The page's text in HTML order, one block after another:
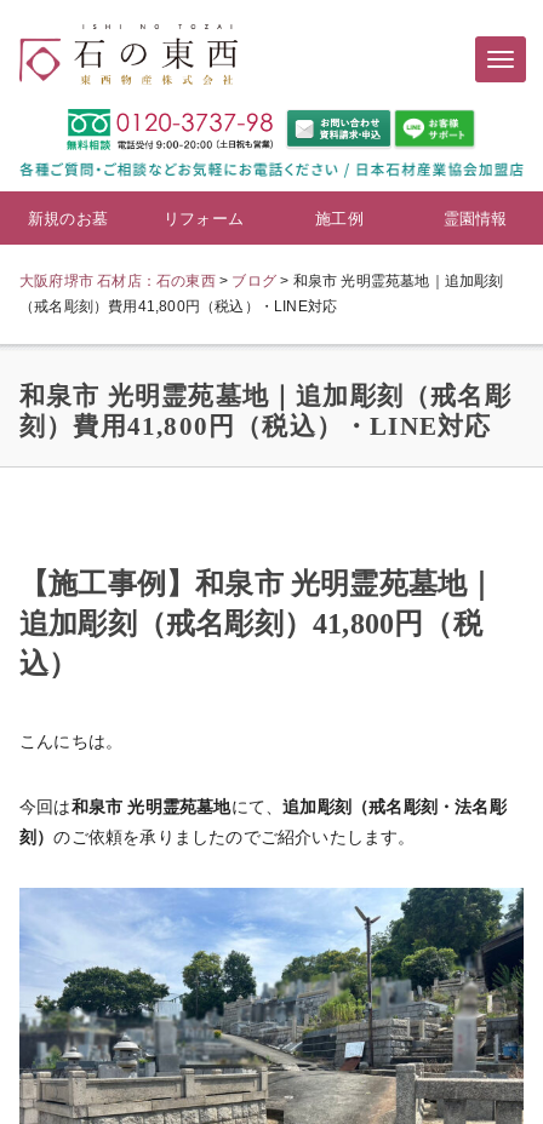
新規のお墓 リフォーム 施工例 霊園情報
大阪府堺市 石材店：石の東西> ブログ > 和泉市 光明霊苑墓地｜追加彫刻
（戒名彫刻）費用41,800円（税込）・LINE対応
和泉市 光明霊苑墓地｜追加彫刻（戒名彫
刻）費用41,800円（税込）・LINE対応
【施工事例】和泉市 光明霊苑墓地｜
追加彫刻（戒名彫刻）41,800円（税
込）
こんにちは。
今回は和泉市 光明霊苑墓地にて、追加彫刻（戒名彫刻・法名彫
刻）のご依頼を承りましたのでご紹介いたします。